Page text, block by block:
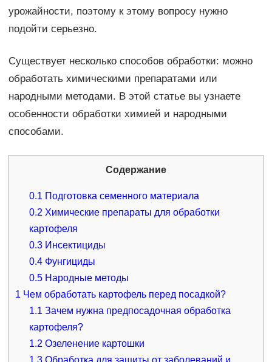
урожайности, поэтому к этому вопросу нужно
подойти серьезно.
Существует несколько способов обработки: можно
обработать химическими препаратами или
народными методами. В этой статье вы узнаете
особенности обработки химией и народными
способами.
Содержание
0.1 Подготовка семенного материала
0.2 Химические препараты для обработки
картофеля
0.3 Инсектициды
0.4 Фунгициды
0.5 Народные методы
1 Чем обработать картофель перед посадкой?
1.1 Зачем нужна предпосадочная обработка
картофеля?
1.2 Озеленение картошки
1.3 Обработка для защиты от заболеваний и